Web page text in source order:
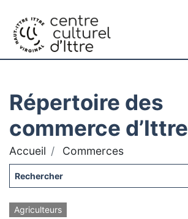
Répertoire des
commerce d’Ittre
Accueil Commerces
Agriculteurs